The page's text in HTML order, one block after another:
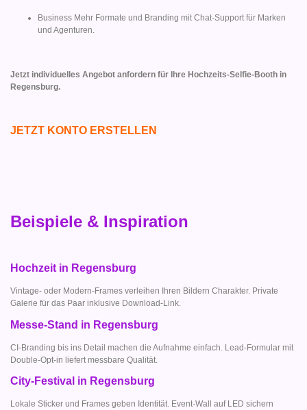
Business Mehr Formate und Branding mit Chat-Support für Marken
und Agenturen.
Jetzt individuelles Angebot anfordern für Ihre Hochzeits-Selfie-Booth in
Regensburg.
JETZT KONTO ERSTELLEN
Beispiele & Inspiration
Hochzeit in Regensburg
Vintage- oder Modern-Frames verleihen Ihren Bildern Charakter. Private
Galerie für das Paar inklusive Download-Link.
Messe-Stand in Regensburg
CI-Branding bis ins Detail machen die Aufnahme einfach. Lead-Formular mit
Double-Opt-in liefert messbare Qualität.
City-Festival in Regensburg
Lokale Sticker und Frames geben Identität. Event-Wall auf LED sichern